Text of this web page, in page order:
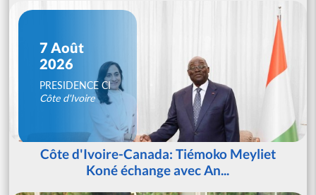
7 Août
2026
PRESIDENCE CI
Côte d'Ivoire
Côte d'Ivoire-Canada: Tiémoko Meyliet
Koné échange avec An...